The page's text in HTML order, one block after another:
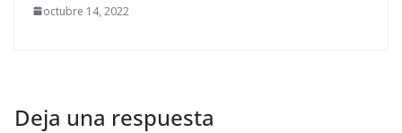
octubre 14, 2022
Deja una respuesta